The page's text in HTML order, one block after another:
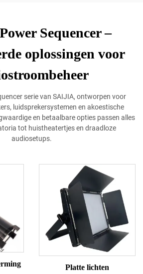
Sequencer –
oplossingen voor
serie van SAIJIA, ontworpen voor
luidsprekersystemen en akoestische
en betaalbare opties passen alles
tot huistheatertjes en draadloze
audiosetups.
Platte lichten